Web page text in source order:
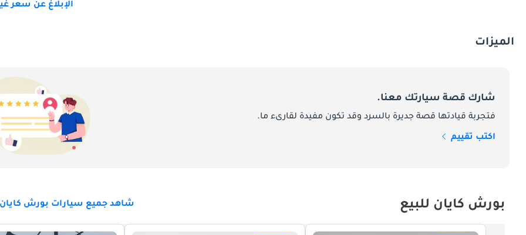
الإبلاغ عن سعر
الميزات
شارك قصة سيارتك معنا.
فتجربة قيادتها قصة جديرة بالسرد وقد تكون مفيدة لقارىء ما.
اكتب تقييم
بورش كايان للبيع شاهد جميع سيارات بورش كايان